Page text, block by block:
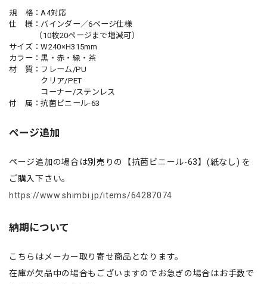
規 格：A4対応
仕 様：バインダー／6ページ仕様
（10枚20ページまで増減可）
サイズ：W240×H315mm
カラー：黒・赤・緑・茶
材 質：フレーム/PU
クリア/PET
コーナー/ステンレス
付 属：抗菌ビニール-63
ページ追加
ページ追加の場合は別売りの【抗菌ビニール-63】(紙なし) を
ご購入下さい。
https://www.shimbi.jp/items/64287074
納期について
こちらはメーカー取り寄せ商品となります。
在庫が欠品中の場合もございますのでお急ぎの場合はお手数で